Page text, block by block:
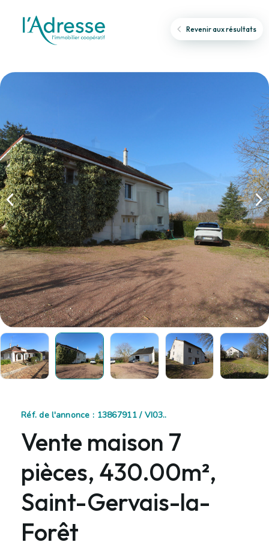
Revenir aux résultats
Réf. de l'annonce : 13867911 / VI03..
Vente maison 7
pièces, 430.00m²,
Saint-Gervais-la-
Forêt